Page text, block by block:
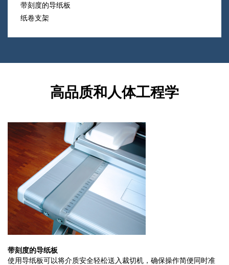
带刻度的导纸板
纸卷支架
高品质和人体工程学
带刻度的导纸板
使用导纸板可以将介质安全轻松送入裁切机，确保操作简便同时准